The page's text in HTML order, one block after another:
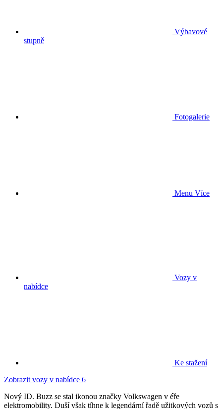
Výbavové
stupně
Fotogalerie
Menu Více
Vozy v
nabídce
Ke stažení
Zobrazit vozy v nabídce 6
Nový ID. Buzz se stal ikonou značky Volkswagen v éře
elektromobility. Duší však tíhne k legendární řadě užitkových vozů s